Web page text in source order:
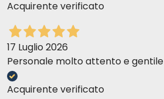
Acquirente verificato
17 Luglio 2026
Personale molto attento e gentile
Acquirente verificato